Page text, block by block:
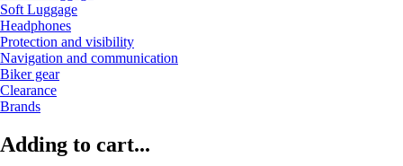
Soft Luggage
Headphones
Protection and visibility
Navigation and communication
Biker gear
Clearance
Brands
Adding to cart...